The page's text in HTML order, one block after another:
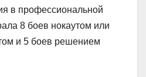
в профессиональной
8 боев нокаутом или
и 5 боев решением